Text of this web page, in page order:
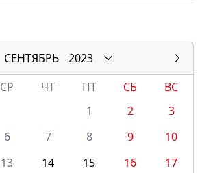
СЕНТЯБРЬ
2023
СР ЧТ ПТ СБ
ВС
1
2
3
6 7 8 9
10
13 14 15 16
17